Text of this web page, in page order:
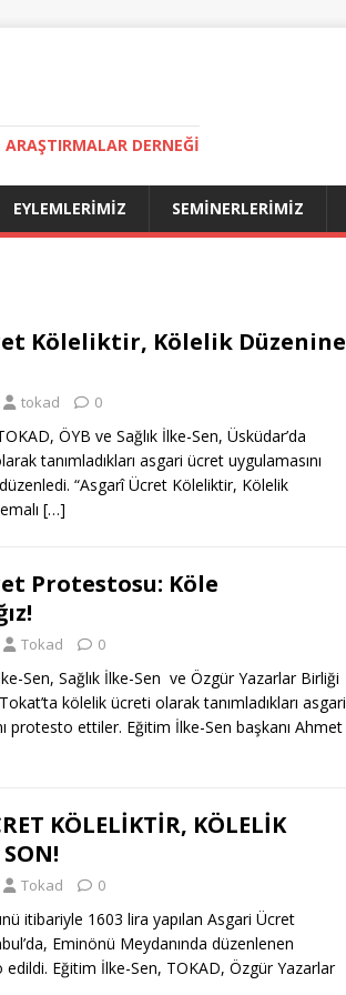
DERNEĞI
EYLEMLERIMIZ SEMINERLERIMIZ
Köleliktir, Kölelik Düzenine
tokad 0
ÖYB ve Sağlık İlke-Sen, Üsküdar’da
tanımladıkları asgari ücret uygulamasını
“Asgarî Ücret Köleliktir, Kölelik
[…]
Protestosu: Köle
Tokad 0
Sen, Sağlık İlke-Sen ve Özgür Yazarlar Birliği
kölelik ücreti olarak tanımladıkları asgari
protesto ettiler. Eğitim İlke-Sen başkanı Ahmet
KÖLELİKTİR, KÖLELİK
Tokad 0
itibariyle 1603 lira yapılan Asgari Ücret
Eminönü Meydanında düzenlenen
Eğitim İlke-Sen, TOKAD, Özgür Yazarlar